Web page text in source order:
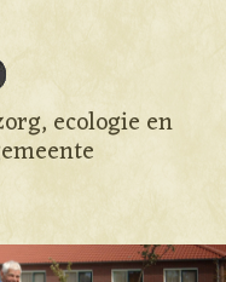
ecologie en